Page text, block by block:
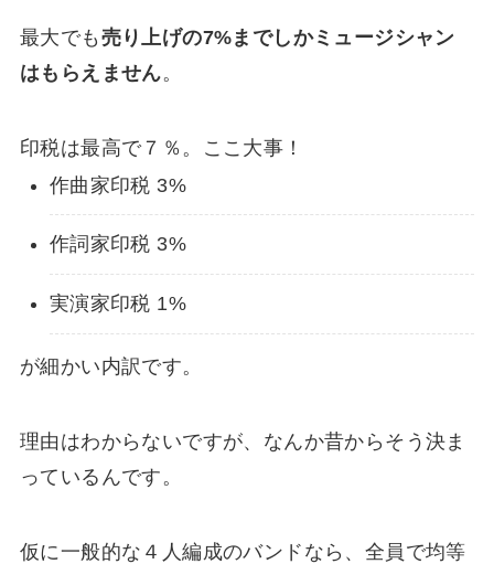
最大でも 売り上げの7%までしかミュージシャン
はもらえません。
印税は最高で７％。ここ大事！
作曲家印税 3%
作詞家印税 3%
実演家印税 1%
が細かい内訳です。
理由はわからないですが、なんか昔からそう決ま
っているんです。
仮に一般的な４人編成のバンドなら、全員で均等